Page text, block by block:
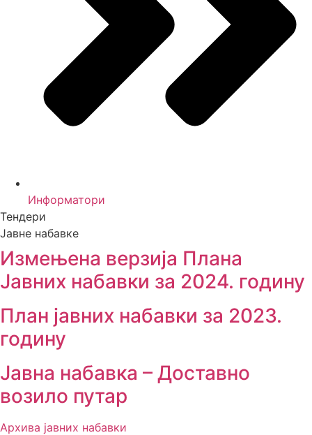
Информатори
Тендери
Јавне набавке
Измењенa верзијa Плана
Јавних набавки за 2024. годину
План јавних набавки за 2023.
годину
Јавна набавка – Доставно
возило путар
Архива јавних набавки